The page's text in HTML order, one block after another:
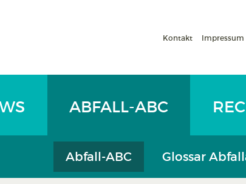
Kontakt Impressum
ABFALL-ABC
Abfall-ABC Glossar